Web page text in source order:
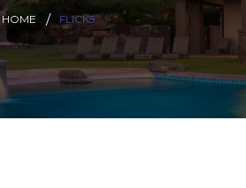
HOME FLICK5